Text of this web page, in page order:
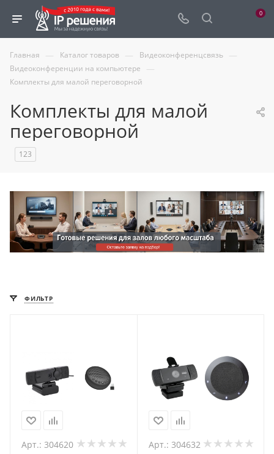
0
Главная — Каталог товаров — Видеоконференцсвязь —
Видеоконференции на компьютере —
Комплекты для малой переговорной
Комплекты для малой
переговорной
123
ФИЛЬТР
Арт.: 304620 Арт.: 304632